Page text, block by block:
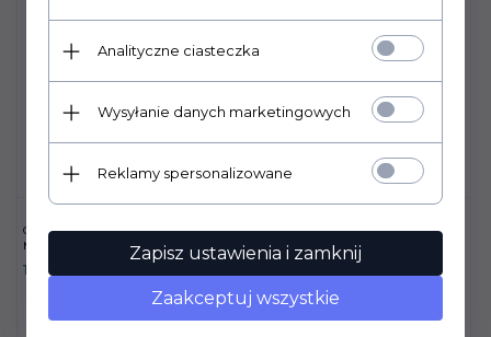
GRZEBIEŃ YORK
METALOWY
13, 00
EQUIDURA STASSEK
BALSAM DO KOPYT
Analityczne ciasteczka
Wysyłanie danych marketingowych
Reklamy spersonalizowane
Zapisz ustawienia i zamknij
Zaakceptuj wszystkie